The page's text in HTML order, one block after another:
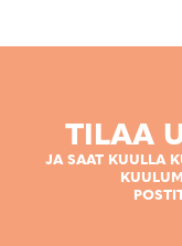
TILAA
JA SAAT KUULLA